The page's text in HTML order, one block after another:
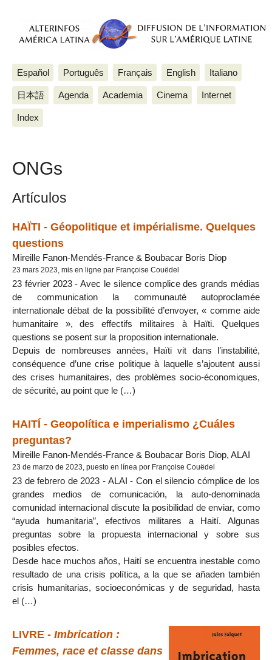
Español Português Français English Italiano
日本語 Agenda Academia Cinema Internet
Index
ONGs
Artículos
HAÏTI - Géopolitique et impérialisme. Quelques
questions
Mireille Fanon-Mendés-France & Boubacar Boris Diop
23 mars 2023, mis en ligne par Françoise Couëdel
23 février 2023 - Avec le silence complice des grands médias
de communication la communauté autoproclamée
internationale débat de la possibilité d’envoyer, « comme aide
humanitaire », des effectifs militaires à Haïti. Quelques
questions se posent sur la proposition internationale.
Depuis de nombreuses années, Haïti vit dans l’instabilité,
conséquence d’une crise politique à laquelle s’ajoutent aussi
des crises humanitaires, des problèmes socio-économiques,
de sécurité, au point que le (…)
HAITÍ - Geopolítica e imperialismo ¿Cuáles
preguntas?
Mireille Fanon-Mendés-France & Boubacar Boris Diop, ALAI
23 de marzo de 2023, puesto en línea por Françoise Couëdel
23 de febrero de 2023 - ALAI - Con el silencio cómplice de los
grandes medios de comunicación, la auto-denominada
comunidad internacional discute la posibilidad de enviar, como
“ayuda humanitaria”, efectivos militares a Haití. Algunas
preguntas sobre la propuesta internacional y sobre sus
posibles efectos.
Desde hace muchos años, Haití se encuentra inestable como
resultado de una crisis política, a la que se añaden también
crisis humanitarias, socioeconómicas y de seguridad, hasta
el (…)
LIVRE - Imbrication :
Femmes, race et classe dans